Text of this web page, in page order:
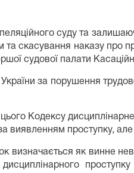
суду та
скасування наказу про
судової палати
за порушення
цього Кодексу
виявленням проступку,
визначається як винне